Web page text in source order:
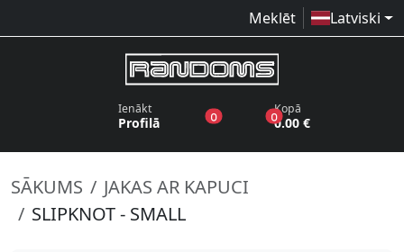
Meklēt Latviski
Ienākt
Profilā 0produkti vēlmju sarakstā
0produkti grozā
Kopā
0.00 €
SĀKUMS
JAKAS AR KAPUCI
SLIPKNOT - SMALL